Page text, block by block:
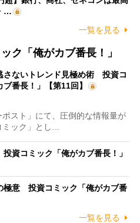
…
一覧を見る
ク「俺がカブ番長！」
さないトレンド見極め術 投資コ
ブ番長！」【第11回】
スト」にて、圧倒的な情報量が
ック」とし…
資コミック「俺がカブ番長！」
極意 投資コミック「俺がカブ番
一覧を見る